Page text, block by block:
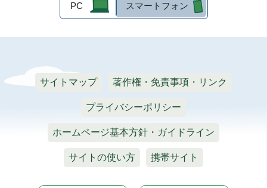
PC スマートフォン
サイトマップ 著作権・免責事項・リンク
プライバシーポリシー
ホームページ基本方針・ガイドライン
サイトの使い方 携帯サイト